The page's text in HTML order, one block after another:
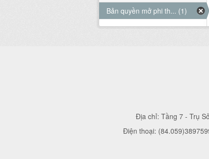
Bản quyền mở phi th... (1)
Địa chỉ: Tầng 7 - Trụ
Điện thoại: